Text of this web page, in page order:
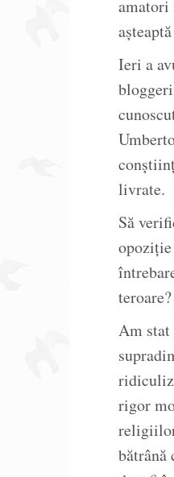
amatori
Ieri a
livrate.
Să
teroare?
Am
rigor
bătrână